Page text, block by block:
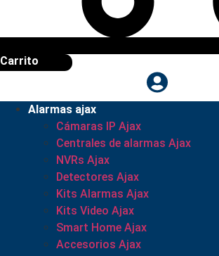
Carrito
Alarmas ajax
Cámaras IP Ajax
Centrales de alarmas Ajax
NVRs Ajax
Detectores Ajax
Kits Alarmas Ajax
Kits Video Ajax
Smart Home Ajax
Accesorios Ajax